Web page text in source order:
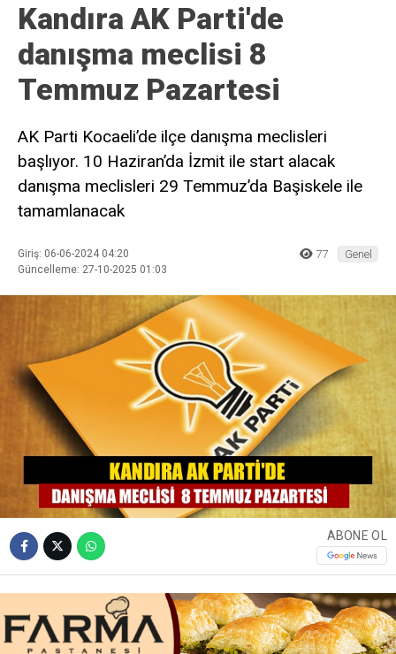
Kandıra AK Parti'de
danışma meclisi 8
Temmuz Pazartesi
AK Parti Kocaeli’de ilçe danışma meclisleri
başlıyor. 10 Haziran’da İzmit ile start alacak
danışma meclisleri 29 Temmuz’da Başiskele ile
tamamlanacak
Giriş: 06-06-2024 04:20
Güncelleme: 27-10-2025 01:03
77 Genel
ABONE OL